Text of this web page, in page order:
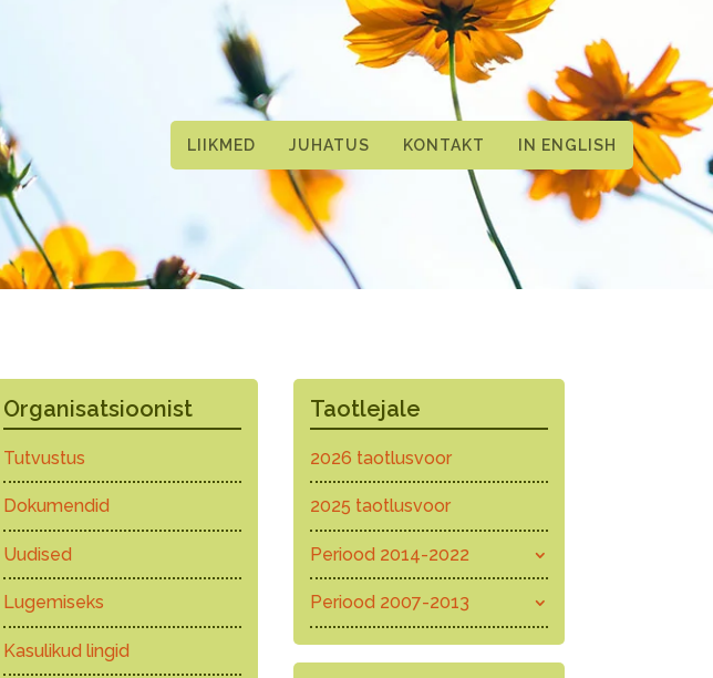
LIIKMED JUHATUS KONTAKT IN ENGLISH
Organisatsioonist
Tutvustus
Dokumendid
Uudised
Lugemiseks
Kasulikud lingid
Taotlejale
2026 taotlusvoor
2025 taotlusvoor
Periood 2014-2022
Periood 2007-2013